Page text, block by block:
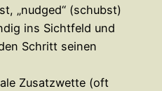
„nudged“ (schubst)
ins Sichtfeld und
Schritt seinen
Zusatzwette (oft